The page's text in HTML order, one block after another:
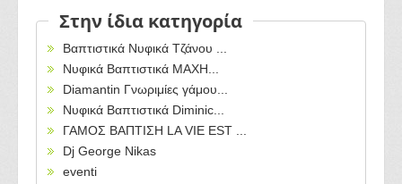
Στην ίδια κατηγορία
Βαπτιστικά Νυφικά Τζάνου ...
Νυφικά Βαπτιστικά ΜΑΧΗ...
Diamantin Γνωριμίες γάμου...
Νυφικά Βαπτιστικά Diminic...
ΓΑΜΟΣ ΒΑΠΤΙΣΗ LA VIE EST ...
Dj George Nikas
eventi